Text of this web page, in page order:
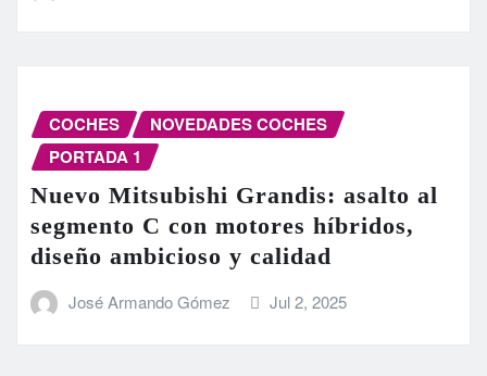
COCHES
NOVEDADES COCHES
PORTADA 1
Nuevo Mitsubishi Grandis: asalto al
segmento C con motores híbridos,
diseño ambicioso y calidad
José Armando Gómez Jul 2, 2025